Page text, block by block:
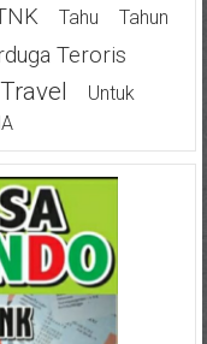
Tahu
Tahun
Teroris
Travel
Untuk